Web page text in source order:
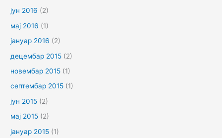
јун 2016 (2)
мај 2016 (1)
јануар 2016 (2)
децембар 2015 (2)
новембар 2015 (1)
септембар 2015 (1)
јун 2015 (2)
мај 2015 (2)
јануар 2015 (1)